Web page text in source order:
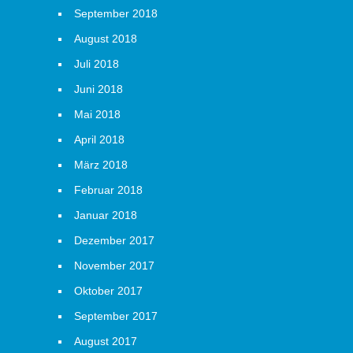
September 2018
August 2018
Juli 2018
Juni 2018
Mai 2018
April 2018
März 2018
Februar 2018
Januar 2018
Dezember 2017
November 2017
Oktober 2017
September 2017
August 2017